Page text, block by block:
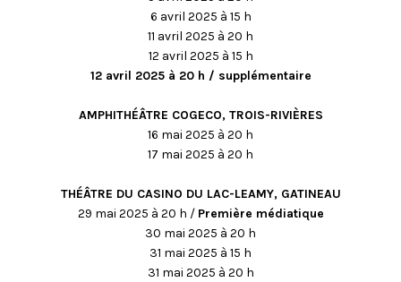
6 avril 2025 à 15 h
11 avril 2025 à 20 h
12 avril 2025 à 15 h
12 avril 2025 à 20 h / supplémentaire
AMPHITHÉÂTRE COGECO, TROIS-RIVIÈRES
16 mai 2025 à 20 h
17 mai 2025 à 20 h
THÉÂTRE DU CASINO DU LAC-LEAMY, GATINEAU
29 mai 2025 à 20 h / Première médiatique
30 mai 2025 à 20 h
31 mai 2025 à 15 h
31 mai 2025 à 20 h